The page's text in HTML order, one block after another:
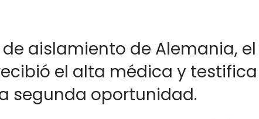
aislamiento de Alemania,
el alta médica y
segunda oportunidad.